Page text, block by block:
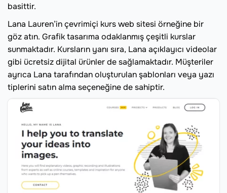
basittir.
Lana Lauren’in çevrimiçi kurs web sitesi örneğine bir
göz atın. Grafik tasarıma odaklanmış çeşitli kurslar
sunmaktadır. Kursların yanı sıra, Lana açıklayıcı videolar
gibi ücretsiz dijital ürünler de sağlamaktadır. Müşteriler
ayrıca Lana tarafından oluşturulan şablonları veya yazı
tiplerini satın alma seçeneğine de sahiptir.